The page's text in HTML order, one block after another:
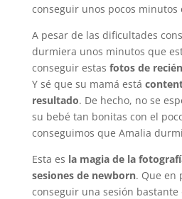
conseguir unos pocos minutos
A pesar de las dificultades
durmiera unos minutos que
conseguir estas fotos de
Y sé que su mamá está
resultado. De hecho, no se
su bebé tan bonitas con el
conseguimos que Amalia
Esta es la magia de la
sesiones de newborn. Que en
conseguir una sesión